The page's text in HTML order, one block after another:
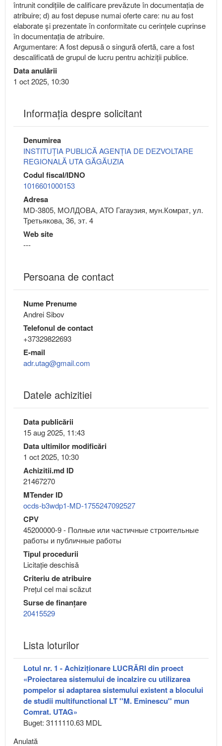
întrunit condiţiile de calificare prevăzute în documentaţia de
atribuire; d) au fost depuse numai oferte care: nu au fost
elaborate şi prezentate în conformitate cu cerinţele cuprinse
în documentaţia de atribuire.
Argumentare: A fost depusă o singură ofertă, care a fost
descalificată de grupul de lucru pentru achiziții publice.
Data anulării
1 oct 2025, 10:30
Informaţia despre solicitant
Denumirea
INSTITUȚIA PUBLICĂ AGENȚIA DE DEZVOLTARE
REGIONALĂ UTA GĂGĂUZIA
Codul fiscal/IDNO
1016601000153
Adresa
MD-3805, МОЛДОВА, АТО Гагаузия, мун.Комрат, ул.
Третьякова, 36, эт. 4
Web site
---
Persoana de contact
Nume Prenume
Andrei Sibov
Telefonul de contact
+37329822693
E-mail
adr.utag@gmail.com
Datele achizitiei
Data publicării
15 aug 2025, 11:43
Data ultimilor modificări
1 oct 2025, 10:30
Achizitii.md ID
21467270
MTender ID
ocds-b3wdp1-MD-1755247092527
CPV
45200000-9 - Полные или частичные строительные
работы и публичные работы
Tipul procedurii
Licitație deschisă
Criteriu de atribuire
Preţul cel mai scăzut
Surse de finanțare
20415529
Lista loturilor
Lotul nr. 1 - Achiziționare LUCRĂRI din proect
«Proiectarea sistemului de incalzire cu utilizarea
pompelor si adaptarea sistemului existent a blocului
de studii multifunctional LT ''M. Eminescu'' mun
Comrat. UTAG»
Buget: 3111110.63 MDL
Anulată